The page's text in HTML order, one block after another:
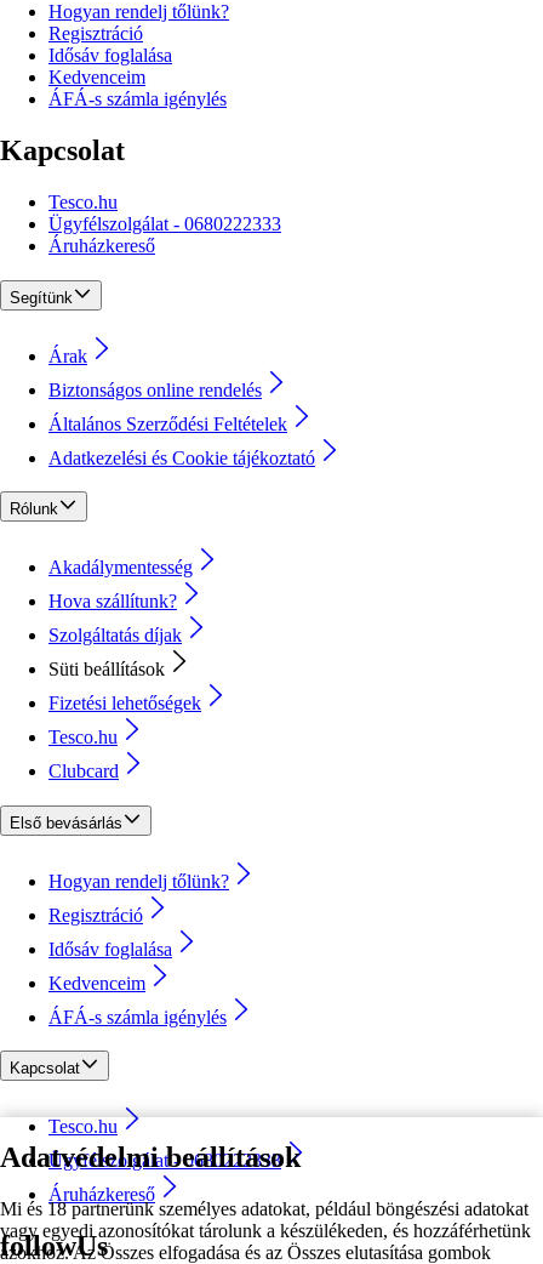
Adatvédelmi beállítások
Mi és 18 partnerünk személyes adatokat, például böngészési adatokat
vagy egyedi azonosítókat tárolunk a készülékeden, és hozzáférhetünk
azokhoz. Az Összes elfogadása és az Összes elutasítása gombok
Hogyan rendelj tőlünk?
Regisztráció
Idősáv foglalása
Kedvenceim
ÁFÁ-s számla igénylés
Kapcsolat
Tesco.hu
Ügyfélszolgálat - 0680222333
Áruházkereső
Segítünk
Árak
Biztonságos online rendelés
Általános Szerződési Feltételek
Adatkezelési és Cookie tájékoztató
Rólunk
Akadálymentesség
Hova szállítunk?
Szolgáltatás díjak
Süti beállítások
Fizetési lehetőségek
Tesco.hu
Clubcard
Első bevásárlás
Hogyan rendelj tőlünk?
Regisztráció
Idősáv foglalása
Kedvenceim
ÁFÁ-s számla igénylés
Kapcsolat
Tesco.hu
Ügyfélszolgálat - 0680222333
Áruházkereső
followUs